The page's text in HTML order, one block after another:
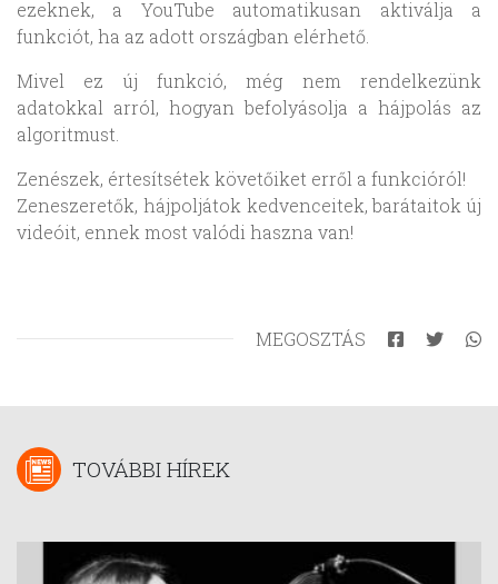
ezeknek, a YouTube automatikusan aktiválja a
funkciót, ha az adott országban elérhető.
Mivel ez új funkció, még nem rendelkezünk
adatokkal arról, hogyan befolyásolja a hájpolás az
algoritmust.
Zenészek, értesítsétek követőiket erről a funkcióról!
Zeneszeretők, hájpoljátok kedvenceitek, barátaitok új
videóit, ennek most valódi haszna van!
MEGOSZTÁS
TOVÁBBI HÍREK